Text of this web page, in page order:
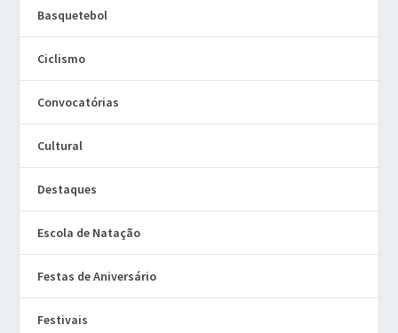
Basquetebol
Ciclismo
Convocatórias
Cultural
Destaques
Escola de Natação
Festas de Aniversário
Festivais